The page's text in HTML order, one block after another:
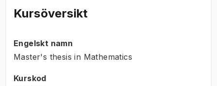
Kursöversikt
Engelskt namn
Master's thesis in Mathematics
Kurskod